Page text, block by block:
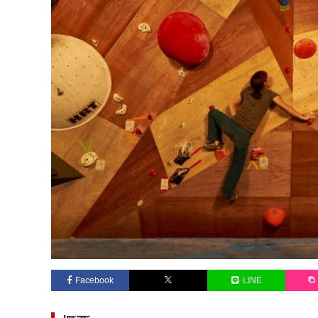
Facebook LINE